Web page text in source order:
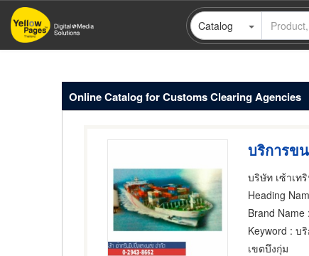
Skip
main
Catalog
Online Catalog for Customs Clearing Agencies
บริการข
บริษัท เซ้าเท
Heading
Brand Name
Keyword : บ
เขตบึงกุ่ม